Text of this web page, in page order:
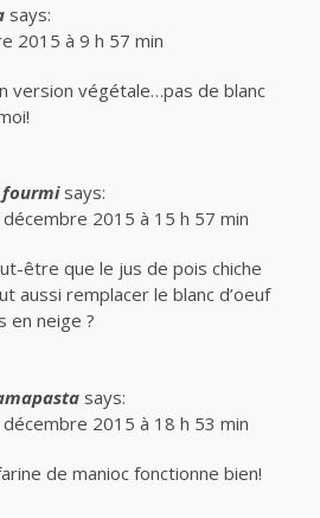
says:
2015 à 9 h 57 min
version végétale…pas de blanc
fourmi says:
2015 à 15 h 57 min
être que le jus de pois chiche
aussi remplacer le blanc d’oeuf
en neige ?
says:
2015 à 18 h 53 min
de manioc fonctionne bien!